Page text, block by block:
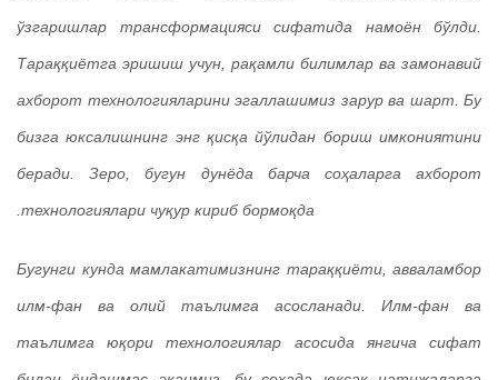
ўзгаришлар трансформацияси сифатида намоён бўлди.
Тараққиётга эришиш учун, рақамли билимлар ва замонавий
ахборот технологияларини эгаллашимиз зарур ва шарт. Бу
бизга юксалишнинг энг қисқа йўлидан бориш имкониятини
беради. Зеро, бугун дунёда барча соҳаларга ахборот
технологиялари чуқур кириб бормоқда.
Бугунги кунда мамлакатимизнинг тараққиёти, авваламбор
илм-фан ва олий таълимга асосланади. Илм-фан ва
таълимга юқори технологиялар асосида янгича сифат